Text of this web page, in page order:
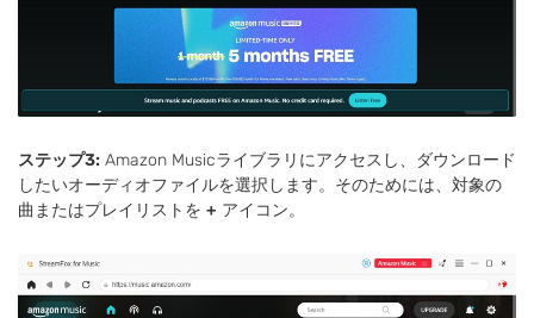
ステップ3: Amazon Musicライブラリにアクセスし、ダウンロード
したいオーディオファイルを選択します。そのためには、対象の
曲またはプレイリストを + アイコン。